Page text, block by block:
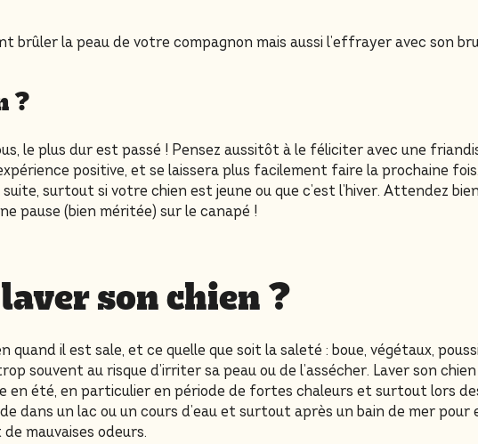
brûler la peau de votre compagnon mais aussi l’effrayer avec son
?
le plus dur est passé ! Pensez aussitôt à le féliciter avec une
positive, et se laissera plus facilement faire la prochaine
surtout si votre chien est jeune ou que c’est l’hiver. Attendez
pause (bien méritée) sur le canapé !
son chien ?
il est sale, et ce quelle que soit la saleté : boue, végétaux,
souvent au risque d’irriter sa peau ou de l’assécher. Laver son
en été, en particulier en période de fortes chaleurs et surtout lors
dans un lac ou un cours d’eau et surtout après un bain de mer pour
mauvaises odeurs.